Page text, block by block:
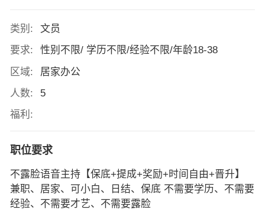
类别:
文员
要求:
性别不限/ 学历不限/经验不限/年龄18-38
区域:
居家办公
人数:
5
福利:
职位要求
不露脸语音主持【保底+提成+奖励+时间自由+晋升】
兼职、居家、可小白、日结、保底 不需要学历、不需要
经验、不需要才艺、不需要露脸